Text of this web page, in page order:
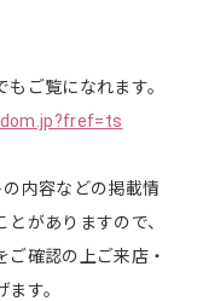
ご覧になれます。
内容などの掲載情
がありますので、
確認の上ご来店・
す。